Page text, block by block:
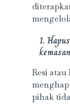
1.
kemasan
Resi
pihak